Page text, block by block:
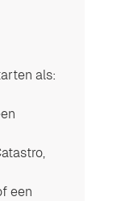
als:
een